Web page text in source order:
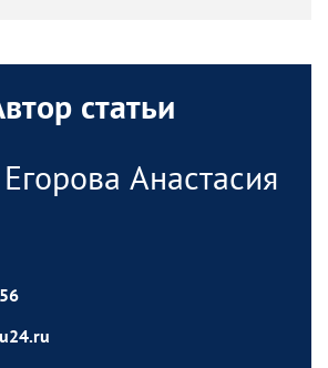
статьи
Егорова Анастасия